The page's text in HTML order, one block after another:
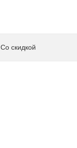
Со скидкой